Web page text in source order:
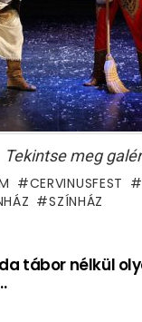
Tekintse meg
CERVINUSFEST
SZÍNHÁZ
tábor nélkül